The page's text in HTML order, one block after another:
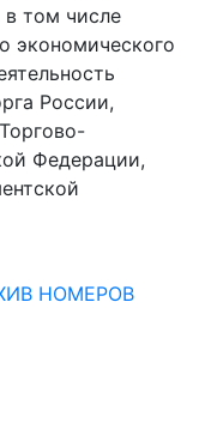
в том числе
экономического
России,
Федерации,
НОМЕРОВ